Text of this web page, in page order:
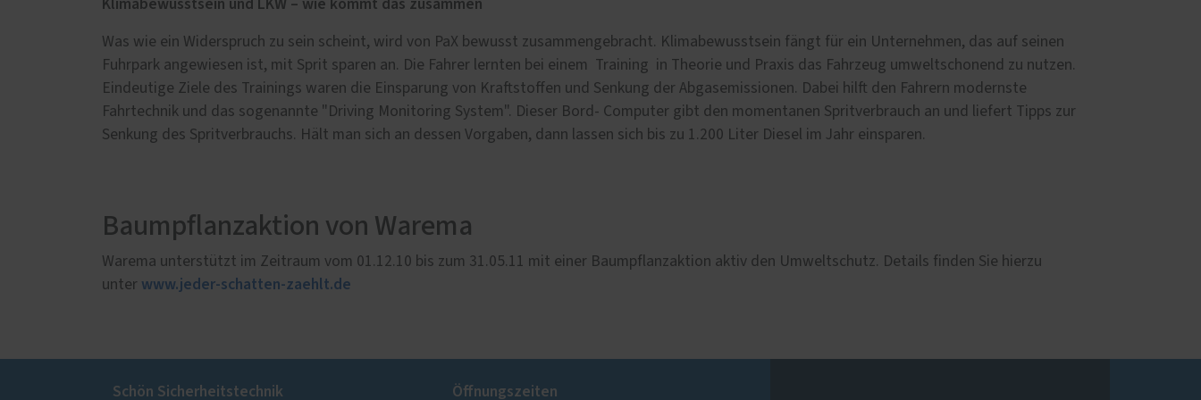
Was wie ein Widerspruch zu sein scheint, wird von PaX bewusst zusammengebracht. Klimabewusstsein fängt für ein Unternehmen, das auf seinen
Fuhrpark angewiesen ist, mit Sprit sparen an. Die Fahrer lernten bei einem Training in Theorie und Praxis das Fahrzeug umweltschonend zu nutzen.
Eindeutige Ziele des Trainings waren die Einsparung von Kraftstoffen und Senkung der Abgasemissionen. Dabei hilft den Fahrern modernste
Fahrtechnik und das sogenannte "Driving Monitoring System". Dieser Bord- Computer gibt den momentanen Spritverbrauch an und liefert Tipps zur
Senkung des Spritverbrauchs. Hält man sich an dessen Vorgaben, dann lassen sich bis zu 1.200 Liter Diesel im Jahr einsparen.
Baumpflanzaktion von Warema
Warema unterstützt im Zeitraum vom 01.12.10 bis zum 31.05.11 mit einer Baumpflanzaktion aktiv den Umweltschutz. Details finden Sie hierzu
unter www.jeder-schatten-zaehlt.de
Schön Sicherheitstechnik Öffnungszeiten